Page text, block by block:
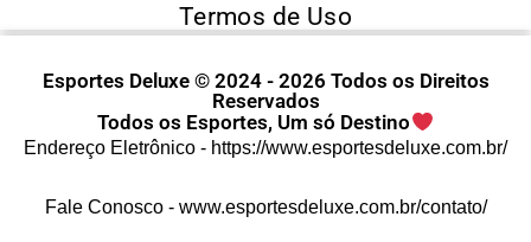
Termos de Uso
Esportes Deluxe © 2024 - 2026 Todos os Direitos
Reservados
Todos os Esportes, Um só Destino
Endereço Eletrônico - https://www.esportesdeluxe.com.br/
Fale Conosco - www.esportesdeluxe.com.br/contato/